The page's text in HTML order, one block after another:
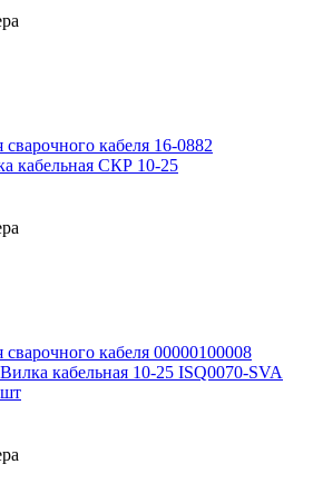
кабельная СКР 10-25
кабельная 10-25 ISQ0070-SVA
шт